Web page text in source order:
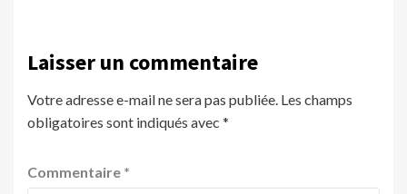
Laisser un commentaire
Votre adresse e-mail ne sera pas publiée. Les champs
obligatoires sont indiqués avec *
Commentaire *